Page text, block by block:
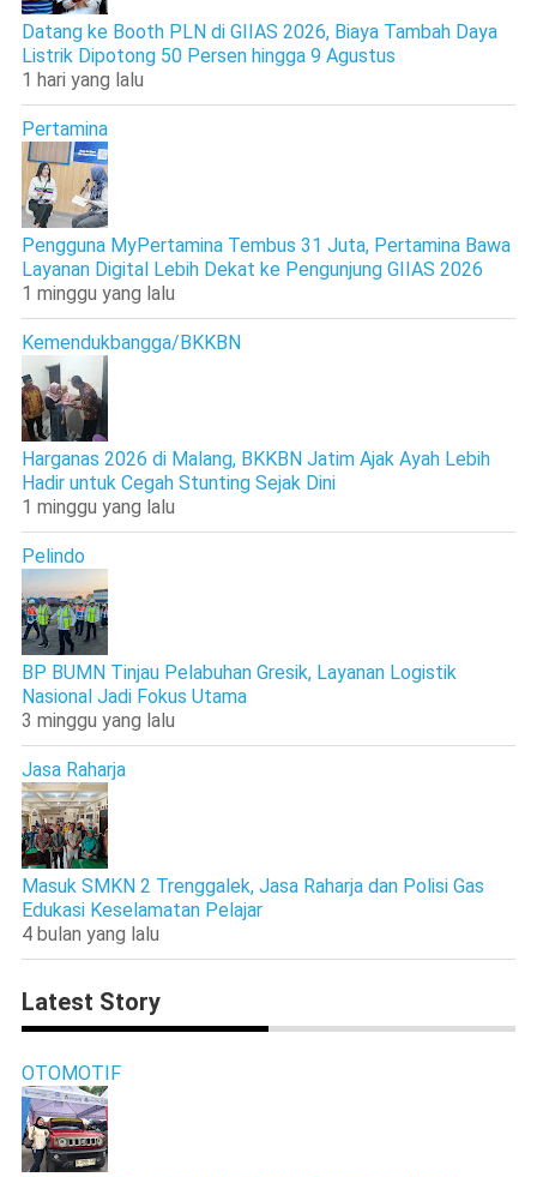
Datang ke Booth PLN di GIIAS 2026, Biaya Tambah Daya
Listrik Dipotong 50 Persen hingga 9 Agustus
1 hari yang lalu
Pertamina
Pengguna MyPertamina Tembus 31 Juta, Pertamina Bawa
Layanan Digital Lebih Dekat ke Pengunjung GIIAS 2026
1 minggu yang lalu
Kemendukbangga/BKKBN
Harganas 2026 di Malang, BKKBN Jatim Ajak Ayah Lebih
Hadir untuk Cegah Stunting Sejak Dini
1 minggu yang lalu
Pelindo
BP BUMN Tinjau Pelabuhan Gresik, Layanan Logistik
Nasional Jadi Fokus Utama
3 minggu yang lalu
Jasa Raharja
Masuk SMKN 2 Trenggalek, Jasa Raharja dan Polisi Gas
Edukasi Keselamatan Pelajar
4 bulan yang lalu
Latest Story
OTOMOTIF